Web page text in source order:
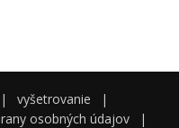
| vyšetrovanie
|
osobných údajov |